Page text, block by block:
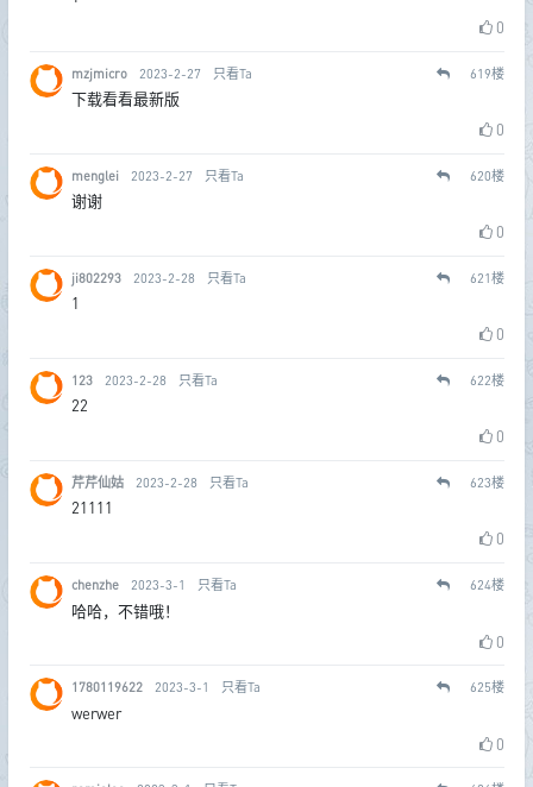
0
mzjmicro 2023-2-27 只看Ta 619楼
下载看看最新版
0
menglei 2023-2-27 只看Ta 620楼
谢谢
0
ji802293 2023-2-28 只看Ta 621楼
1
0
123 2023-2-28 只看Ta 622楼
22
0
芹芹仙姑 2023-2-28 只看Ta 623楼
21111
0
chenzhe 2023-3-1 只看Ta 624楼
哈哈，不错哦！
0
1780119622 2023-3-1 只看Ta 625楼
werwer
0